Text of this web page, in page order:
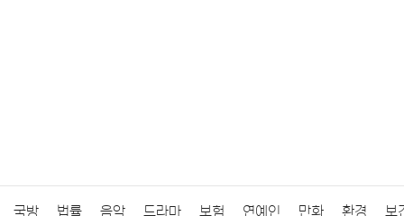
국방 법률 음악 드라마 보험 연예인 만화 환경 보